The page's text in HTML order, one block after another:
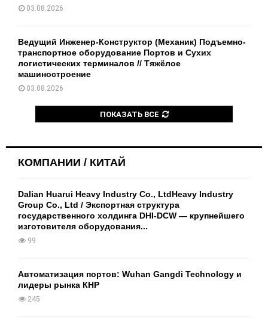
03.08.2026
Ведущий Инженер-Конструктор (Механик) Подъемно-
транспортное оборудование Портов и Сухих
логистических терминалов // Тяжёлое
машиностроение
03.08.2026
ПОКАЗАТЬ ВСЕ
КОМПАНИИ / КИТАЙ
Dalian Huarui Heavy Industry Co., LtdHeavy Industry
Group Co., Ltd / Экспортная структура
государственного холдинга DHI-DCW — крупнейшего
изготовителя оборудования...
99
Автоматизация портов: Wuhan Gangdi Technology и
лидеры рынка КНР
245